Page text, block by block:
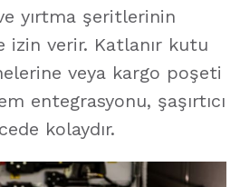
yırtma şeritlerinin
izin verir. Katlanır kutu
veya kargo poşeti
entegrasyonu, şaşırtıcı
kolaydır.